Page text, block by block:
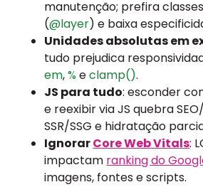
manutenção; prefira
(@layer) e baixa
Unidades absolutas em
tudo prejudica
em,% eclamp().
JS para tudo: esconder
e reexibir via JS quebra
SSR/SSG e hidratação
IgnorarCore Web Vitals:
impactam ranking do
imagens, fontes e scripts.